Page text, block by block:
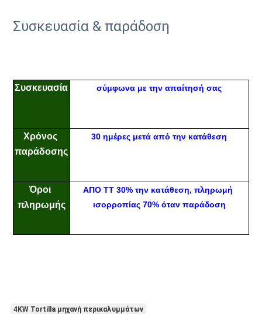
Συσκευασία & παράδοση
Συσκευασία σύμφωνα με την απαίτησή σας
Χρόνος
παράδοσης
30 ημέρες μετά από την κατάθεση
Όροι
πληρωμής
ΑΠΟ TT 30% την κατάθεση, πληρωμή
ισορροπίας 70% όταν παράδοση
4KW Tortilla μηχανή περικαλυμμάτων